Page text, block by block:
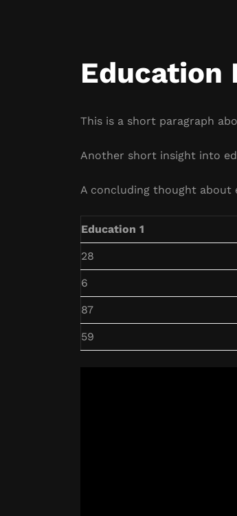
Education
This is a short paragraph
Another short insight into
A concluding thought
Education 1
28
6
87
59